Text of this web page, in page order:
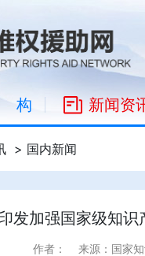
构 新闻资
> 国内新闻
发加强国家级知
作者： 来源：国家